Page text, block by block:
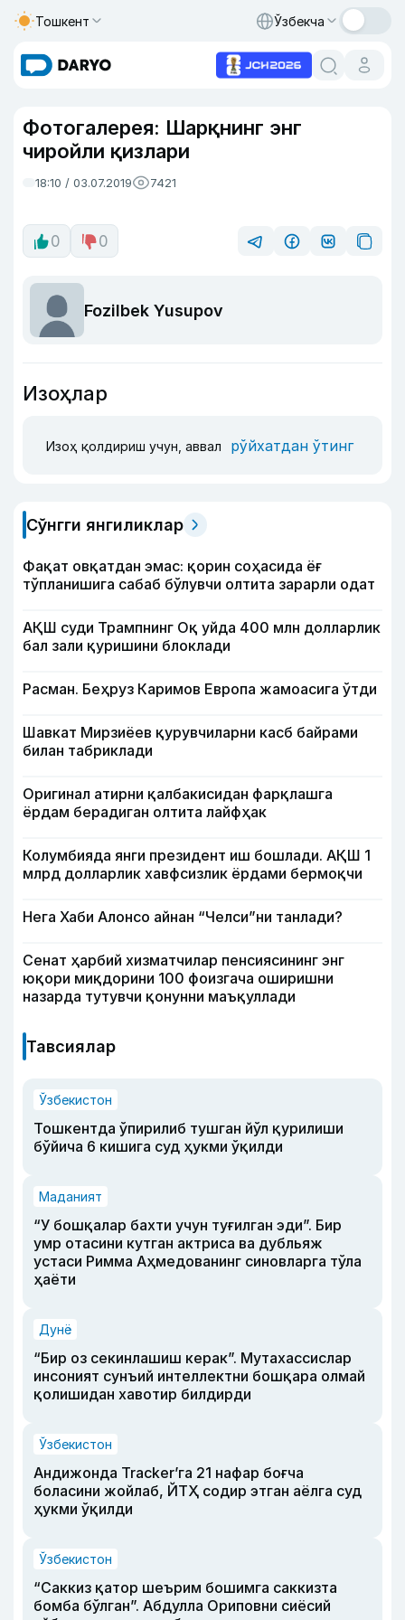
Тошкент Ўзбекча
Фотогалерея: Шарқнинг энг
чиройли қизлари
18:10 / 03.07.2019 7421
0 0
Fozilbek Yusupov
Изоҳлар
Изоҳ қолдириш учун, аввал рўйхатдан ўтинг
Сўнгги янгиликлар
Фақат овқатдан эмас: қорин соҳасида ёғ
тўпланишига сабаб бўлувчи олтита зарарли одат
АҚШ суди Трампнинг Оқ уйда 400 млн долларлик
бал зали қуришини блоклади
Расман. Беҳруз Каримов Европа жамоасига ўтди
Шавкат Мирзиёев қурувчиларни касб байрами
билан табриклади
Оригинал атирни қалбакисидан фарқлашга
ёрдам берадиган олтита лайфҳак
Колумбияда янги президент иш бошлади. АҚШ 1
млрд долларлик хавфсизлик ёрдами бермоқчи
Нега Хаби Алонсо айнан “Челси”ни танлади?
Сенат ҳарбий хизматчилар пенсиясининг энг
юқори миқдорини 100 фоизгача оширишни
назарда тутувчи қонунни маъқуллади
Тавсиялар
Ўзбекистон
Тошкентда ўпирилиб тушган йўл қурилиши
бўйича 6 кишига суд ҳукми ўқилди
Маданият
“У бошқалар бахти учун туғилган эди”. Бир
умр отасини кутган актриса ва дубльяж
устаси Римма Аҳмедованинг синовларга тўла
ҳаёти
Дунё
“Бир оз секинлашиш керак”. Мутахассислар
инсоният сунъий интеллектни бошқара олмай
қолишидан хавотир билдирди
Ўзбекистон
Андижонда Tracker’га 21 нафар боғча
боласини жойлаб, ЙТҲ содир этган аёлга суд
ҳукми ўқилди
Ўзбекистон
“Саккиз қатор шеърим бошимга саккизта
бомба бўлган”. Абдулла Ориповни сиёсий